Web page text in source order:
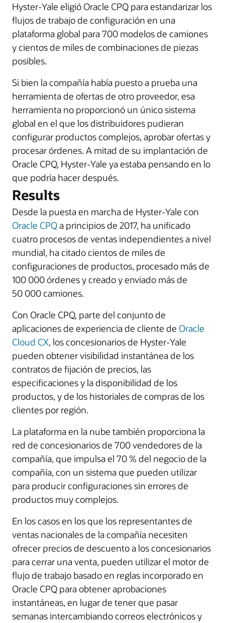
Hyster-Yale eligió Oracle CPQ para estandarizar los
flujos de trabajo de configuración en una
plataforma global para 700 modelos de camiones
y cientos de miles de combinaciones de piezas
posibles.
Si bien la compañía había puesto a prueba una
herramienta de ofertas de otro proveedor, esa
herramienta no proporcionó un único sistema
global en el que los distribuidores pudieran
configurar productos complejos, aprobar ofertas y
procesar órdenes. A mitad de su implantación de
Oracle CPQ, Hyster-Yale ya estaba pensando en lo
que podría hacer después.
Results
Desde la puesta en marcha de Hyster-Yale con
Oracle CPQa principios de 2017, ha unificado
cuatro procesos de ventas independientes a nivel
mundial, ha citado cientos de miles de
configuraciones de productos, procesado más de
100 000 órdenes y creado y enviado más de
50 000 camiones.
Con Oracle CPQ, parte del conjunto de
aplicaciones de experiencia de cliente de Oracle
Cloud CX, los concesionarios de Hyster-Yale
pueden obtener visibilidad instantánea de los
contratos de fijación de precios, las
especificaciones y la disponibilidad de los
productos, y de los historiales de compras de los
clientes por región.
La plataforma en la nube también proporciona la
red de concesionarios de 700 vendedores de la
compañía, que impulsa el 70 % del negocio de la
compañía, con un sistema que pueden utilizar
para producir configuraciones sin errores de
productos muy complejos.
En los casos en los que los representantes de
ventas nacionales de la compañía necesiten
ofrecer precios de descuento a los concesionarios
para cerrar una venta, pueden utilizar el motor de
flujo de trabajo basado en reglas incorporado en
Oracle CPQ para obtener aprobaciones
instantáneas, en lugar de tener que pasar
semanas intercambiando correos electrónicos y